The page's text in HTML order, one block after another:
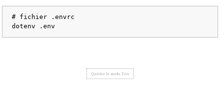
# fichier .envrc
Quitter le mode Zen